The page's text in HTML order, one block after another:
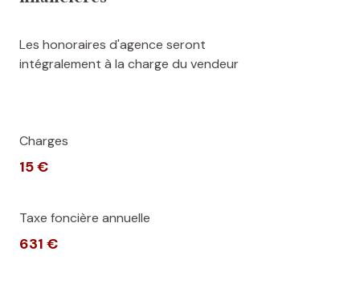
Les honoraires d'agence seront
intégralement à la charge du vendeur
Charges
15 €
Taxe foncière annuelle
631 €